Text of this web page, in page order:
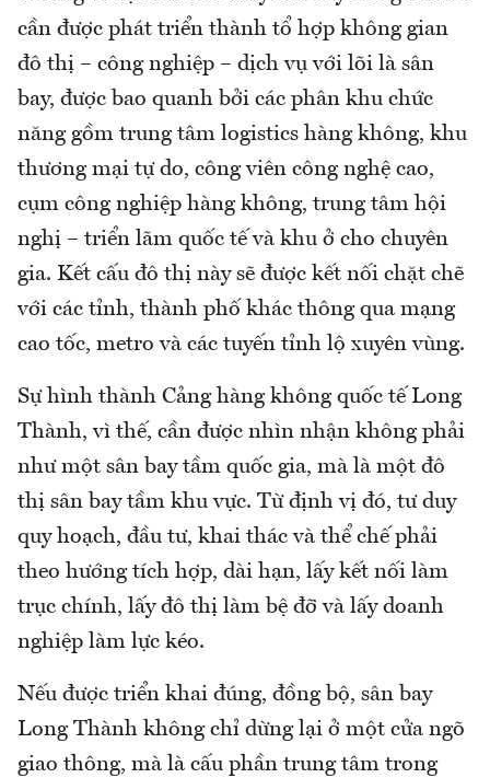
cần được phát triển thành tổ hợp không gian
đô thị – công nghiệp – dịch vụ với lõi là sân
bay, được bao quanh bởi các phân khu chức
năng gồm trung tâm logistics hàng không, khu
thương mại tự do, công viên công nghệ cao,
cụm công nghiệp hàng không, trung tâm hội
nghị – triển lãm quốc tế và khu ở cho chuyên
gia. Kết cấu đô thị này sẽ được kết nối chặt chẽ
với các tỉnh, thành phố khác thông qua mạng
cao tốc, metro và các tuyến tỉnh lộ xuyên vùng.
Sự hình thành Cảng hàng không quốc tế Long
Thành, vì thế, cần được nhìn nhận không phải
như một sân bay tầm quốc gia, mà là một đô
thị sân bay tầm khu vực. Từ định vị đó, tư duy
quy hoạch, đầu tư, khai thác và thể chế phải
theo hướng tích hợp, dài hạn, lấy kết nối làm
trục chính, lấy đô thị làm bệ đỡ và lấy doanh
nghiệp làm lực kéo.
Nếu được triển khai đúng, đồng bộ, sân bay
Long Thành không chỉ dừng lại ở một cửa ngõ
giao thông, mà là cấu phần trung tâm trong